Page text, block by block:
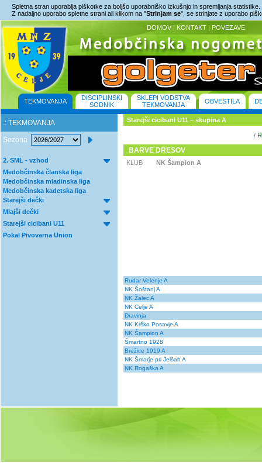
Spletna stran uporablja piškotke za boljšo uporabniško izkušnjo in spremljanja statistike.
Z nadaljno uporabo spletne strani ali klikom na "Strinjam se", se strinjate z uporabo
DOMOV | KONTAKT | POVEZAVE
TEKMOVANJA
DISCIPLINSKI
SODNIK
SKLEPI VODSTVA
TEKMOVANJA
OBVESTILA
.: TEKMOVANJA
Sezona
2. SML - vzhod
Medobčinska članska liga
Medobčinska mladinska liga
Medobčinska kadetska liga
Starejši dečki
Mlajši dečki
Starejši cicibani U11
Pokal Pivovarna Union
Starejši cicibani U11 – skupina A
/
BARVE DRESOV
KLUB NK Šampion A
Rudar Velenje A
NK Šoštanj A
NK Žalec A
NK Celje A
Dravinja
NK Krško Posavje A
NK Šampion A
Šmartno 1928
Brežice 1919 A
NK Šmarje pri Jelšah A
NK Rogaška A